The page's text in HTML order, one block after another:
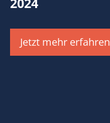
Jetzt mehr erfahren